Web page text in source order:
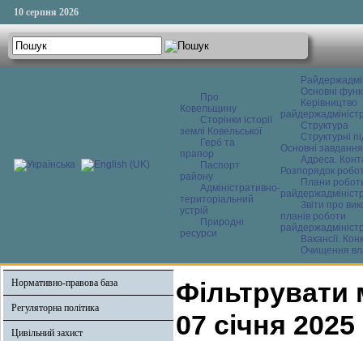
10 серпня 2026
Про
Ковельщину
Сторінки історії
землі Ковельської
Герб та
прапор
Паспорт
району
Адміністративно-
територіальний
устрій
Природні
ресурси
Основні
Керівництво
Структура
Структурні
Основні завдання
Адреса.
Розпорядок
Плани
Звіти про
планів роботи
Вакансії.
Очищення
Нормативно-правова база
Регуляторна політика
Цивільний захист
Фільтрувати
07 січня 2025